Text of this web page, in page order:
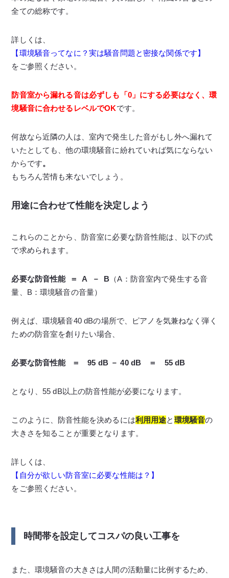
全ての総称です。
詳しくは、
【環境騒音ってなに？実は騒音問題と密接な関係です】
をご参照ください。
防音室から漏れる音は必ずしも「0」にする必要はなく、環
境騒音に合わせるレベルでOKです。
何故なら近隣の人は、室内で発生した音がもし外へ漏れて
いたとしても、他の環境騒音に紛れていれば気にならない
からです。
もちろん苦情も来ないでしょう。
用途に合わせて性能を決定しよう
これらのことから、防音室に必要な防音性能は、以下の式
で求められます。
必要な防音性能 ＝ A － B （A：防音室内で発生する音
量、B：環境騒音の音量）
例えば、環境騒音40 dBの場所で、ピアノを気兼ねなく弾く
ための防音室を創りたい場合、
必要な防音性能 ＝ 95 dB － 40 dB ＝ 55 dB
となり、55 dB以上の防音性能が必要になります。
このように、防音性能を決めるには利用用途と 環境騒音の
大きさを知ることが重要となります。
詳しくは、
【自分が欲しい防音室に必要な性能は？】
をご参照ください。
時間帯を設定してコスパの良い工事を
また、環境騒音の大きさは人間の活動量に比例するため、